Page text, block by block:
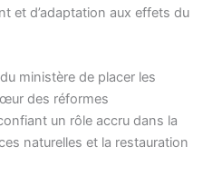
et d’adaptation aux effets du
ministère de placer les
des réformes
un rôle accru dans la
naturelles et la restauration